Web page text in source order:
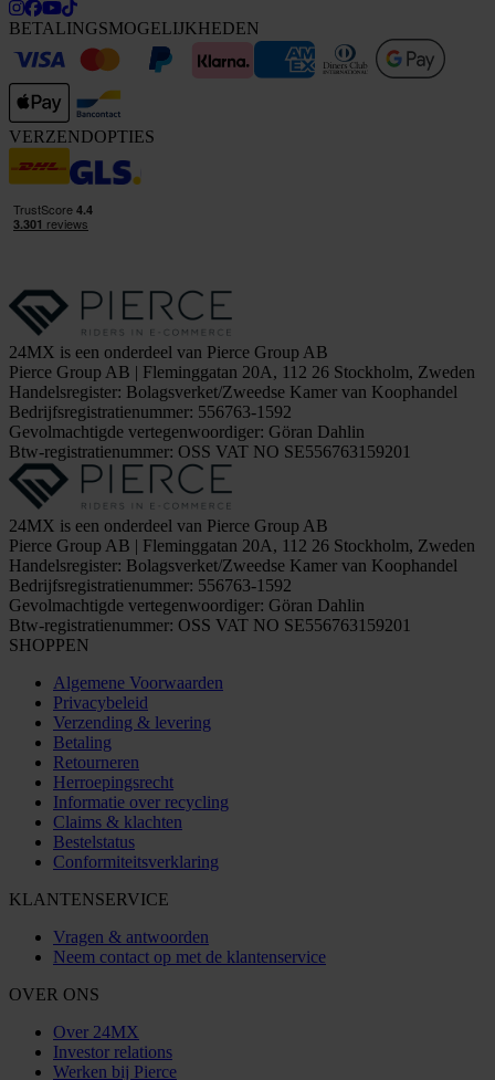
BETALINGSMOGELIJKHEDEN
VERZENDOPTIES
24MX is een onderdeel van Pierce Group AB
Pierce Group AB | Fleminggatan 20A, 112 26 Stockholm, Zweden
Handelsregister: Bolagsverket/Zweedse Kamer van Koophandel
Bedrijfsregistratienummer: 556763-1592
Gevolmachtigde vertegenwoordiger: Göran Dahlin
Btw-registratienummer: OSS VAT NO SE556763159201
24MX is een onderdeel van Pierce Group AB
Pierce Group AB | Fleminggatan 20A, 112 26 Stockholm, Zweden
Handelsregister: Bolagsverket/Zweedse Kamer van Koophandel
Bedrijfsregistratienummer: 556763-1592
Gevolmachtigde vertegenwoordiger: Göran Dahlin
Btw-registratienummer: OSS VAT NO SE556763159201
SHOPPEN
Algemene Voorwaarden
Privacybeleid
Verzending & levering
Betaling
Retourneren
Herroepingsrecht
Informatie over recycling
Claims & klachten
Bestelstatus
Conformiteitsverklaring
KLANTENSERVICE
Vragen & antwoorden
Neem contact op met de klantenservice
OVER ONS
Over 24MX
Investor relations
Werken bij Pierce